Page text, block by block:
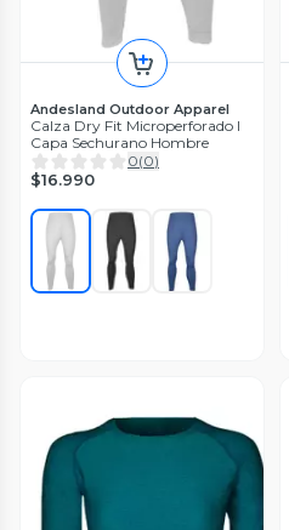
Andesland Outdoor Apparel
Calza Dry Fit Microperforado I
Capa Sechurano Hombre
0(0)
$16.990